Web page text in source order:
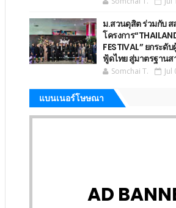
ม.สวนดุสิต ร่วมกับ
โครงการ
FESTIVAL” ยกระดั
ฟู้ดไทย สู่มาตรฐานส
Somchai T. Jul
แบนเนอร์โษษณา
AD